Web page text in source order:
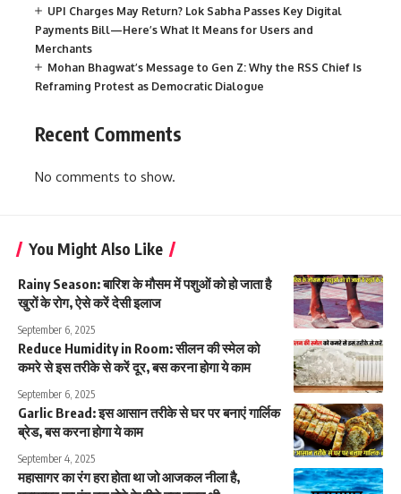
UPI Charges May Return? Lok Sabha Passes Key Digital
Payments Bill—Here’s What It Means for Users and
Merchants
Mohan Bhagwat’s Message to Gen Z: Why the RSS Chief Is
Reframing Protest as Democratic Dialogue
Recent Comments
No comments to show.
You Might Also Like
Rainy Season: बारिश के मौसम में पशुओं को हो जाता है
खुरों के रोग, ऐसे करें देसी इलाज
September 6, 2025
Reduce Humidity in Room: सीलन की स्मेल को
कमरे से इस तरीके से करें दूर, बस करना होगा ये काम
September 6, 2025
Garlic Bread: इस आसान तरीके से घर पर बनाएं गार्लिक
ब्रेड, बस करना होगा ये काम
September 4, 2025
महासागर का रंग हरा होता था जो आजकल नीला है,